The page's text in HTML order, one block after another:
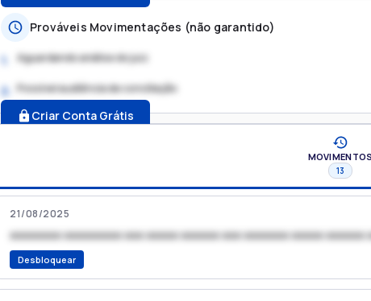
Prováveis Movimentações (não garantido)
1. Aguardando análise do juiz
2. Possível audiência de conciliação
Criar Conta Grátis
MOVIMENTOS
13
21/08/2025
xxxxxxxx xxxxxxxxx xxx xxxxx xxxxxx xxx xxxxxxx xxxxx xxxxxx
Desbloquear